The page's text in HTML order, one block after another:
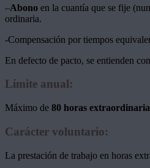
–Abono en la cuantía que se fije
ordinaria.
-Compensación por tiempos
En defecto de pacto, se entienden
Límite anual:
Máximo de 80 horas
Carácter voluntario:
La prestación de trabajo en horas